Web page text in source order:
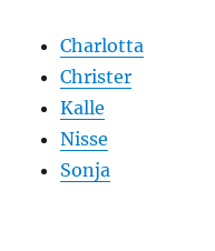
Charlotta
Christer
Kalle
Nisse
Sonja